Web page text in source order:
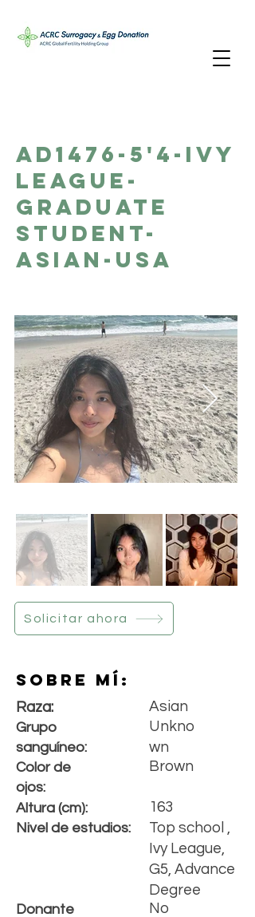
AD1476-5'4-Ivy
League-
Graduate
Student-
Asian-USA
Solicitar ahora
Sobre mí:
Raza:
Grupo
sanguíneo:
Color de
ojos:
Altura (cm):
Nivel de estudios:
Donante
Asian
Unkno
wn
Brown
163
Top school ,
Ivy League,
G5, Advance
Degree
No